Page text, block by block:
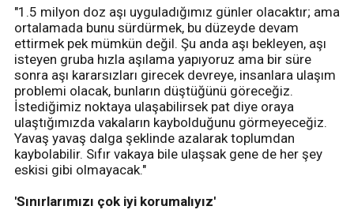
"1.5 milyon doz aşı uyguladığımız günler olacaktır; ama
ortalamada bunu sürdürmek, bu düzeyde devam
ettirmek pek mümkün değil. Şu anda aşı bekleyen, aşı
isteyen gruba hızla aşılama yapıyoruz ama bir süre
sonra aşı kararsızları girecek devreye, insanlara ulaşım
problemi olacak, bunların düştüğünü göreceğiz.
İstediğimiz noktaya ulaşabilirsek pat diye oraya
ulaştığımızda vakaların kaybolduğunu görmeyeceğiz.
Yavaş yavaş dalga şeklinde azalarak toplumdan
kaybolabilir. Sıfır vakaya bile ulaşsak gene de her şey
eskisi gibi olmayacak."
'Sınırlarımızı çok iyi korumalıyız'